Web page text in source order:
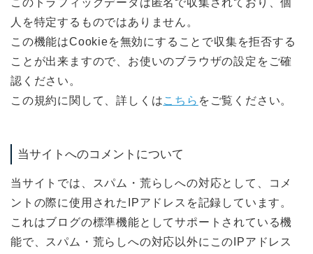
このトラフィックデータは匿名で収集されており、個
人を特定するものではありません。
この機能はCookieを無効にすることで収集を拒否する
ことが出来ますので、お使いのブラウザの設定をご確
認ください。
この規約に関して、詳しくはこちら をご覧ください。
当サイトへのコメントについて
当サイトでは、スパム・荒らしへの対応として、コメ
ントの際に使用されたIPアドレスを記録しています。
これはブログの標準機能としてサポートされている機
能で、スパム・荒らしへの対応以外にこのIPアドレス